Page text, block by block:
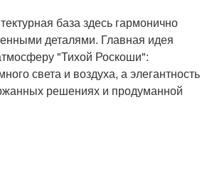
база здесь гармонично
деталями. Главная идея
"Тихой Роскоши":
света и воздуха, а элегантность
решениях и продуманной